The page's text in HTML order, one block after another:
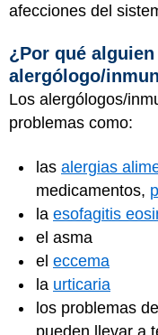
afecciones del
¿Por qué
alergólogo/
Los alergólogos/
problemas como:
las alergias
medicamentos,
la esofagitis
el asma
el eccema
la urticaria
los problemas
pueden llevar a